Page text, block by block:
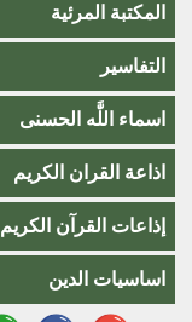
المكتبة المرئية
التفاسير
اسماء اللَّٰه الحسنى
اذاعة القران الكريم
إذاعات القرآن الكريم
اساسيات الدين